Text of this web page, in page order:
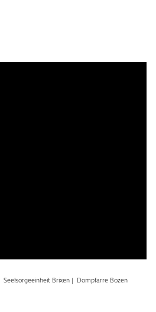
Seelsorgeeinheit Brixen | Dompfarre Bozen